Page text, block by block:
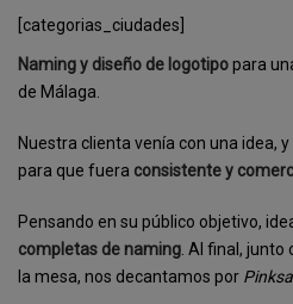
[categorias_ciudades]
Naming y diseño de logotipopara
de Málaga.
Nuestra clienta venía con una idea,
para que fuera consistente y
Pensando en su público objetivo,
completas de naming . Al final,
la mesa, nos decantamos por